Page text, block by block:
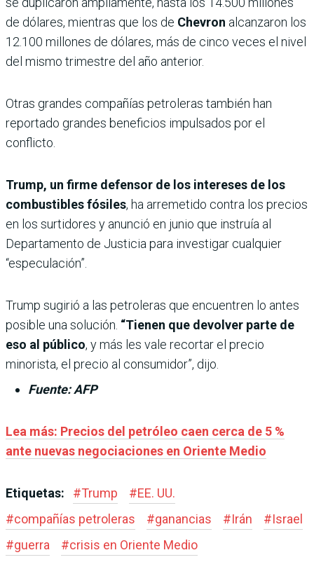
de dólares, mientras que los de Chevron alcanzaron los
12.100 millones de dólares, más de cinco veces el nivel
del mismo trimestre del año anterior.
Otras grandes compañías petroleras también han
reportado grandes beneficios impulsados ​​por el
conflicto.
Trump, un firme defensor de los intereses de los
combustibles fósiles, ha arremetido contra los precios
en los surtidores y anunció en junio que instruía al
Departamento de Justicia para investigar cualquier
“especulación”.
Trump sugirió a las petroleras que encuentren lo antes
posible una solución. “Tienen que devolver parte de
eso al público, y más les vale recortar el precio
minorista, el precio al consumidor”, dijo.
Fuente: AFP
Lea más: Precios del petróleo caen cerca de 5 %
ante nuevas negociaciones en Oriente Medio
Etiquetas: #Trump #EE. UU.
#compañías petroleras #ganancias #Irán #Israel
#guerra #crisis en Oriente Medio